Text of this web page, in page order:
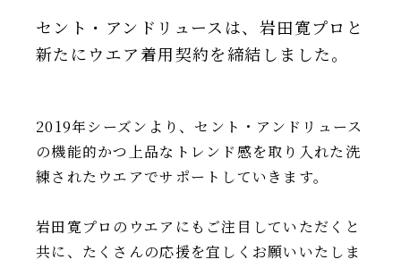
採用情報
お問い合わせ
セント・アンドリュースは、岩田寛プロと
新たにウエア着用契約を締結しました。
2019年シーズンより、セント・アンドリュース
の機能的かつ上品なトレンド感を取り入れた洗
練されたウエアでサポートしていきます。
岩田寛プロのウエアにもご注目していただくと
共に、たくさんの応援を宜しくお願いいたしま